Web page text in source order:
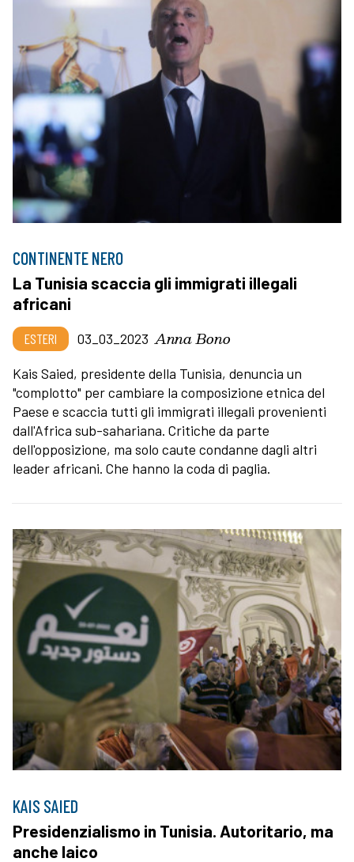
CONTINENTE NERO
La Tunisia scaccia gli immigrati illegali
africani
ESTERI 03_03_2023 Anna Bono
Kais Saied, presidente della Tunisia, denuncia un
"complotto" per cambiare la composizione etnica del
Paese e scaccia tutti gli immigrati illegali provenienti
dall'Africa sub-sahariana. Critiche da parte
dell'opposizione, ma solo caute condanne dagli altri
leader africani. Che hanno la coda di paglia.
KAIS SAIED
Presidenzialismo in Tunisia. Autoritario, ma
anche laico